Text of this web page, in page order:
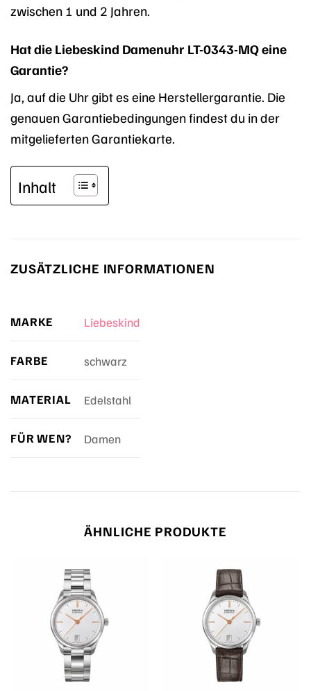
zwischen 1 und 2 Jahren.
Hat die Liebeskind Damenuhr LT-0343-MQ eine
Garantie?
Ja, auf die Uhr gibt es eine Herstellergarantie. Die
genauen Garantiebedingungen findest du in der
mitgelieferten Garantiekarte.
Inhalt
ZUSÄTZLICHE INFORMATIONEN
MARKE Liebeskind
FARBE schwarz
MATERIAL Edelstahl
FÜR WEN? Damen
ÄHNLICHE PRODUKTE